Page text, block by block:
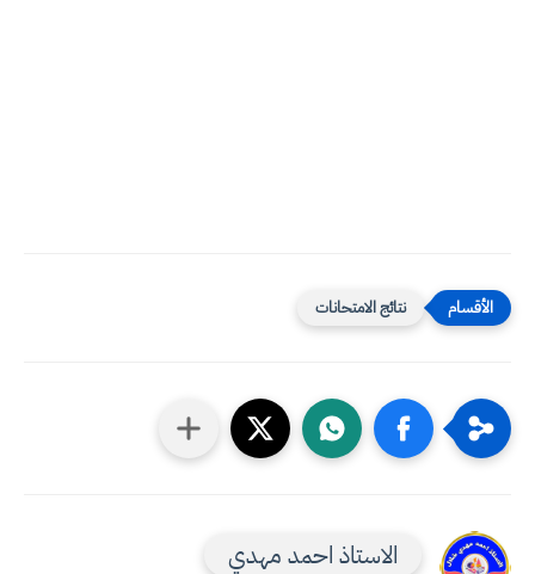
نتائج الامتحانات
الاستاذ احمد مهدي